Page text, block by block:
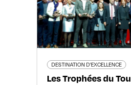
DESTINATION D'EXCELLENCE
Les Trophées du